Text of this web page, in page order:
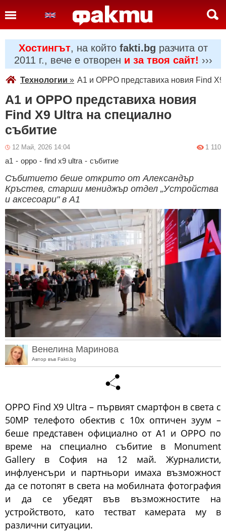
Хостингът, на който fakti.bg разчита от
2011 г., вече е отворен и за твоя сайт! ›››
Технологии » A1 и OPPO представиха новия Find
A1 и OPPO представиха новия
Find X9 Ultra на специално
събитие
12 Май, 2026 14:04 1 110
a1 - oppo - find x9 ultra - събитие
Събитието беше открито от Александър
Кръстев, старши мениджър отдел „Устройства
и аксесоари" в A1
Венелина Маринова
Автор във Fakti.bg
OPPO Find X9 Ultra – първият смартфон в света с
50MP телефото обектив с 10x оптичен зуум –
беше представен официално от A1 и OPPO по
време на специално събитие в Monument
Gallery в София на 12 май. Журналисти,
инфлуенсъри и партньори имаха възможност
да се потопят в света на мобилната фотография
и да се убедят във възможностите на
устройството, като тестват камерата му в
различни ситуации.